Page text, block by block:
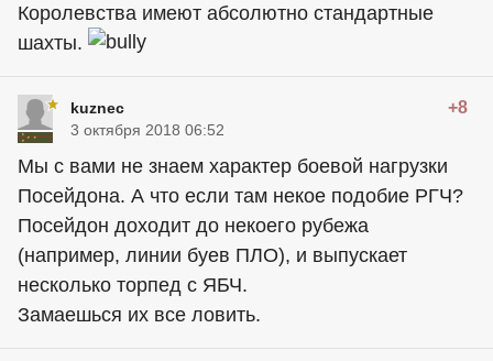
Королевства имеют абсолютно стандартные
шахты.
kuznec +8
3 октября 2018 06:52
Мы с вами не знаем характер боевой нагрузки
Посейдона. А что если там некое подобие РГЧ?
Посейдон доходит до некоего рубежа
(например, линии буев ПЛО), и выпускает
несколько торпед с ЯБЧ.
Замаешься их все ловить.